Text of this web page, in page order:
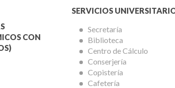
CON
Menú
Servicios
Universitarios
SERVICIOS
Secretaría
Biblioteca
Centro de Cálculo
Conserjería
Copistería
Cafetería